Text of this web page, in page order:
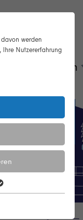
Veranstaltungen
werden
Nutzererfahrung